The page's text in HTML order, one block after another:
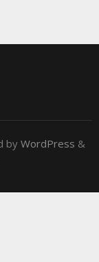
by WordPress &